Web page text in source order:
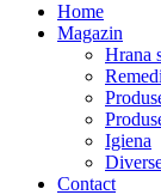
Home
Magazin
Hrana
Igiena
Contact